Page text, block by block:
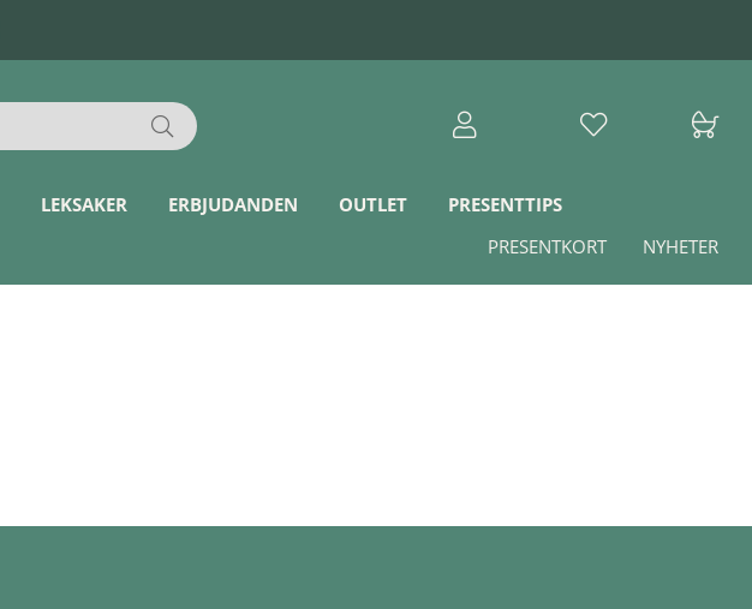
LEKSAKER ERBJUDANDEN OUTLET
PRESENTTIPS
NYHETER
PRESENTKORT